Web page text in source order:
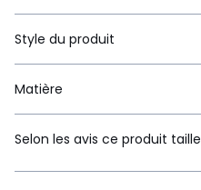
Style du produit
Matière
Selon les avis ce produit taille